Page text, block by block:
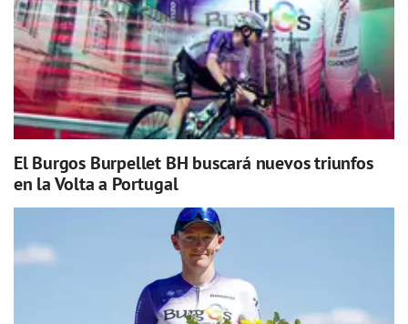
El Burgos Burpellet BH buscará nuevos triunfos
en la Volta a Portugal